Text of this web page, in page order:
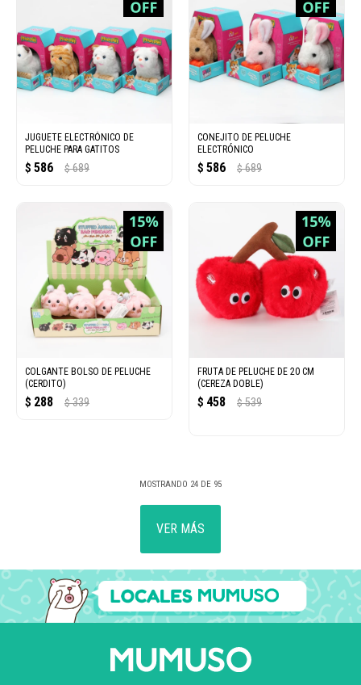
JUGUETE ELECTRÓNICO DE
PELUCHE PARA GATITOS
$ 586 $ 689
CONEJITO DE PELUCHE
ELECTRÓNICO
$ 586 $ 689
COLGANTE BOLSO DE PELUCHE
(CERDITO)
$ 288 $ 339
FRUTA DE PELUCHE DE 20 CM
(CEREZA DOBLE)
$ 458 $ 539
MOSTRANDO 24 DE 95
VER MÁS